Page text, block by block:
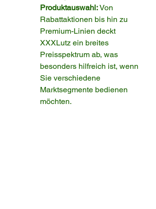
Produktauswahl: Von
Rabattaktionen bis hin zu
Premium-Linien deckt
XXXLutz ein breites
Preisspektrum ab, was
besonders hilfreich ist, wenn
Sie verschiedene
Marktsegmente bedienen
möchten.